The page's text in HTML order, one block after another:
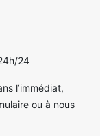
24
l’immédiat,
ou à nous